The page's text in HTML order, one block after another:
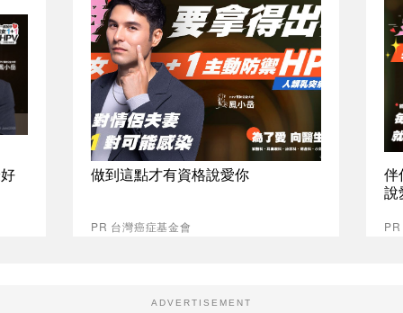
做到這點才有資格說愛你
PR 台灣癌症基金會
伴
說
ADVERTISEMENT